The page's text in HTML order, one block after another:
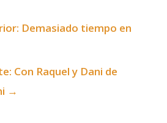
Demasiado tiempo en
Con Raquel y Dani de
→